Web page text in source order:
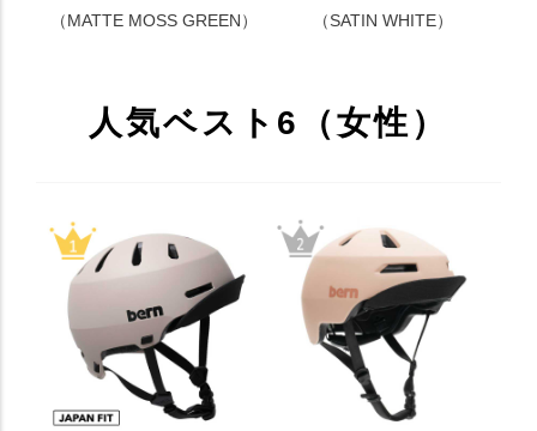
（MATTE MOSS GREEN） （SATIN WHITE）
人気ベスト6（女性）